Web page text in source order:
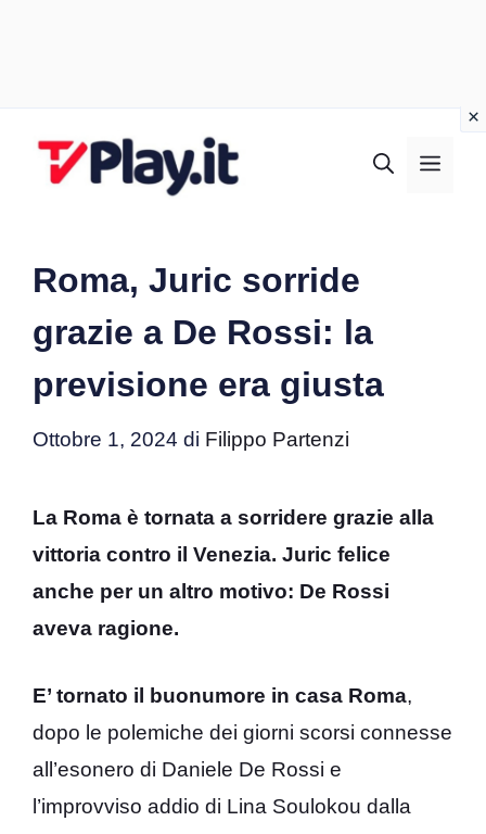
Roma, Juric sorride
grazie a De Rossi: la
previsione era giusta
Ottobre 1, 2024 di Filippo Partenzi
La Roma è tornata a sorridere grazie alla
vittoria contro il Venezia. Juric felice
anche per un altro motivo: De Rossi
aveva ragione.
E’ tornato il buonumore in casa Roma,
dopo le polemiche dei giorni scorsi connesse
all’esonero di Daniele De Rossi e
l’improvviso addio di Lina Soulokou dalla